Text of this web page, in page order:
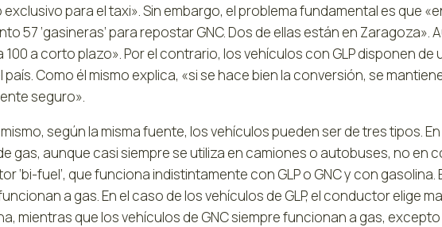
exclusivo para el taxi». Sin embargo, el problema fundamental es que
57 ‘gasineras’ para repostar GNC. Dos de ellas están en Zaragoza».
100 a corto plazo». Por el contrario, los vehículos con GLP disponen
país. Como él mismo explica, «si se hace bien la conversión, se
seguro».
según la misma fuente, los vehículos pueden ser de tres tipos.
gas, aunque casi siempre se utiliza en camiones o autobuses, no en
‘bi-fuel’, que funciona indistintamente con GLP o GNC y con
a gas. En el caso de los vehículos de GLP, el conductor elige
mientras que los vehículos de GNC siempre funcionan a gas,